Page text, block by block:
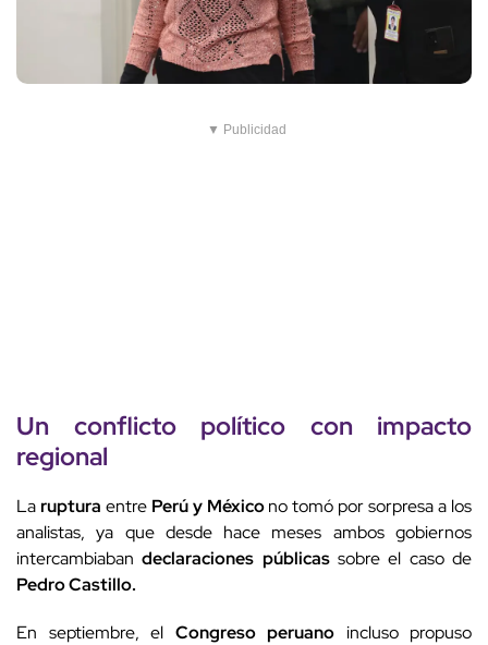
▼ Publicidad
Un conflicto político con impacto
regional
Laruptura entre Perú y Méxicono tomó por sorpresa a los
analistas, ya que desde hace meses ambos gobiernos
intercambiabandeclaraciones públicassobre el caso de
Pedro Castillo.
En septiembre, el Congreso peruano incluso propuso